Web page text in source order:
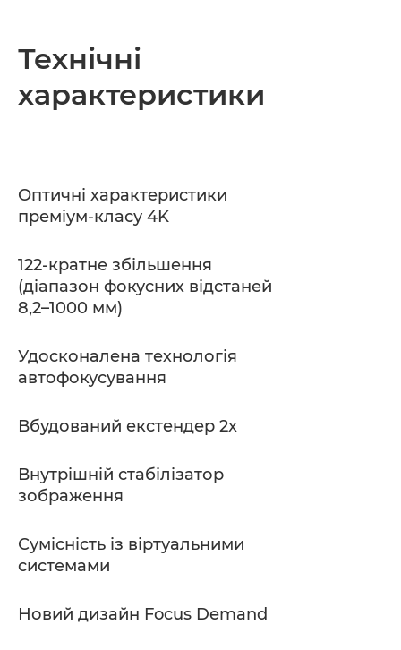
Технічні
характеристики
Оптичні характеристики
преміум-класу 4K
122-кратне збільшення
(діапазон фокусних відстаней
8,2–1000 мм)
Удосконалена технологія
автофокусування
Вбудований екстендер 2x
Внутрішній стабілізатор
зображення
Сумісність із віртуальними
системами
Новий дизайн Focus Demand